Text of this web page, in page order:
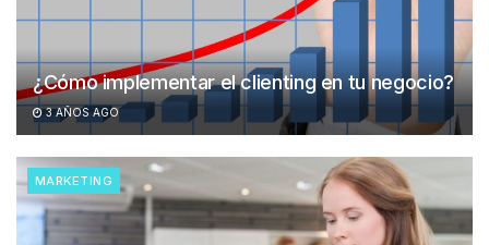
¿Cómo implementar el clienting en tu negocio?
3 AÑOS AGO
MARKETING